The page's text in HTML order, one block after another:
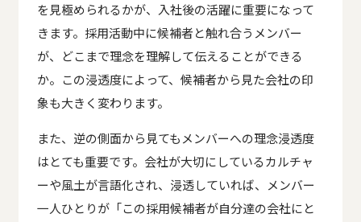
を見極められるかが、入社後の活躍に重要になって
きます。採用活動中に候補者と触れ合うメンバー
が、どこまで理念を理解して伝えることができる
か。この浸透度によって、候補者から見た会社の印
象も大きく変わります。
また、逆の側面から見てもメンバーへの理念浸透度
はとても重要です。会社が大切にしているカルチャ
ーや風土が言語化され、浸透していれば、メンバー
一人ひとりが「この採用候補者が自分達の会社にと